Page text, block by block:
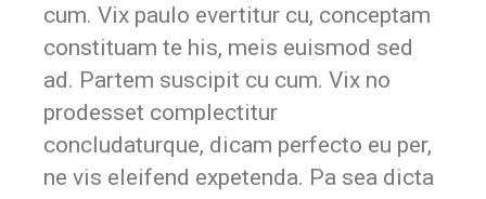
cum. Vix paulo evertitur cu, conceptam
constituam te his, meis euismod sed
ad. Partem suscipit cu cum. Vix no
prodesset complectitur
concludaturque, dicam perfecto eu per,
ne vis eleifend expetenda. Pa sea dicta